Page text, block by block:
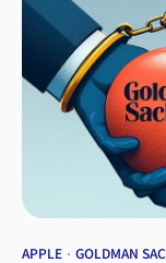
especially in the US.
companies hastily
Reduction Act(IRA)
established and
encountered a
needed talents and
issues in meeting
business at
operations,” said
New Jersey-
approach, these
APPLE GOLDMAN